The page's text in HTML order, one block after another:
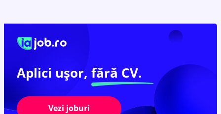
Aplici ușor, fără CV.
Vezi joburi